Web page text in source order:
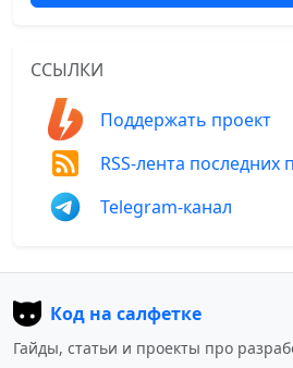
ССЫЛКИ
Поддержать проект
RSS-лента последних
Telegram-канал
Код на салфетке
Гайды, статьи и проекты про